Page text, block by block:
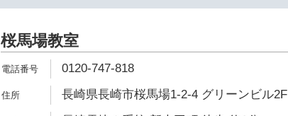
桜馬場教室
0120-747-818
長崎県長崎市桜馬場1-2-4 グリーンビル2F